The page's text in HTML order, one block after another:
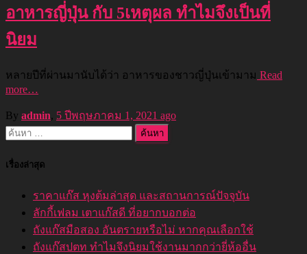
อาหารญี่ปุ่น กับ 5เหตุผล ทำไมจึงเป็นที่
นิยม
หลายปีที่ผ่านมานับได้ว่า อาหารของชาวญี่ปุ่นเข้ามาม Read
more…
By admin, 5 ปีพฤษภาคม 1, 2021 ago
ค้นหา
เรื่องล่าสุด
ราคาแก๊ส หุงต้มล่าสุด และสถานการณ์ปัจจุบัน
ลักกี้เฟลม เตาแก๊สดี ที่อยากบอกต่อ
ถังแก๊สมือสอง อันตรายหรือไม่ หากคุณเลือกใช้
ถังแก๊สปตท ทำไมจึงนิยมใช้งานมากกว่ายี่ห้ออื่น